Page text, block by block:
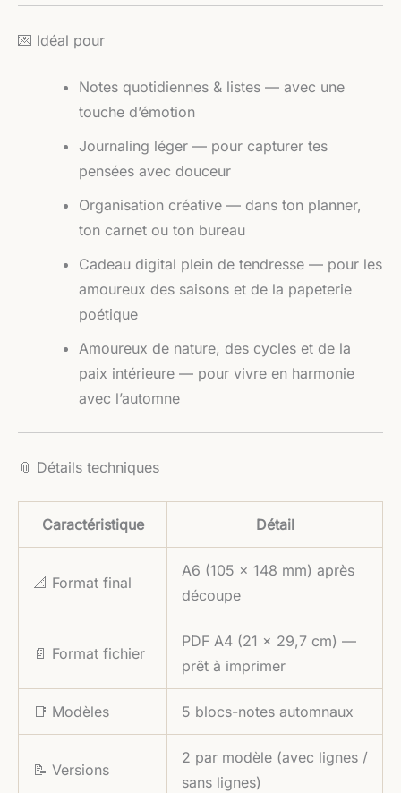
💌 Idéal pour
Notes quotidiennes & listes — avec une
touche d’émotion
Journaling léger — pour capturer tes
pensées avec douceur
Organisation créative — dans ton planner,
ton carnet ou ton bureau
Cadeau digital plein de tendresse — pour les
amoureux des saisons et de la papeterie
poétique
Amoureux de nature, des cycles et de la
paix intérieure — pour vivre en harmonie
avec l’automne
📎 Détails techniques
Caractéristique Détail
📐 Format final
A6 (105 × 148 mm) après
découpe
📄 Format fichier
PDF A4 (21 × 29,7 cm) —
prêt à imprimer
📑 Modèles 5 blocs-notes automnaux
📝 Versions
2 par modèle (avec lignes /
sans lignes)